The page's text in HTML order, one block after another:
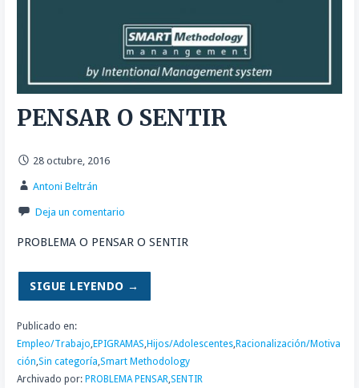
PENSAR O SENTIR
28 octubre, 2016
Antoni Beltrán
Deja un comentario
PROBLEMA O PENSAR O SENTIR
SIGUE LEYENDO →
Publicado en:
Empleo/Trabajo EPIGRAMAS Hijos/Adolescentes, Racionalización/Motiva
ción Sin categoría Smart Methodology
Archivado por: PROBLEMA PENSAR SENTIR